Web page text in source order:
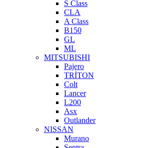
S Class
CLA
A Class
B150
GL
ML
MITSUBISHI
Pajero
TRİTON
Colt
Lancer
L200
Asx
Outlander
NISSAN
Murano